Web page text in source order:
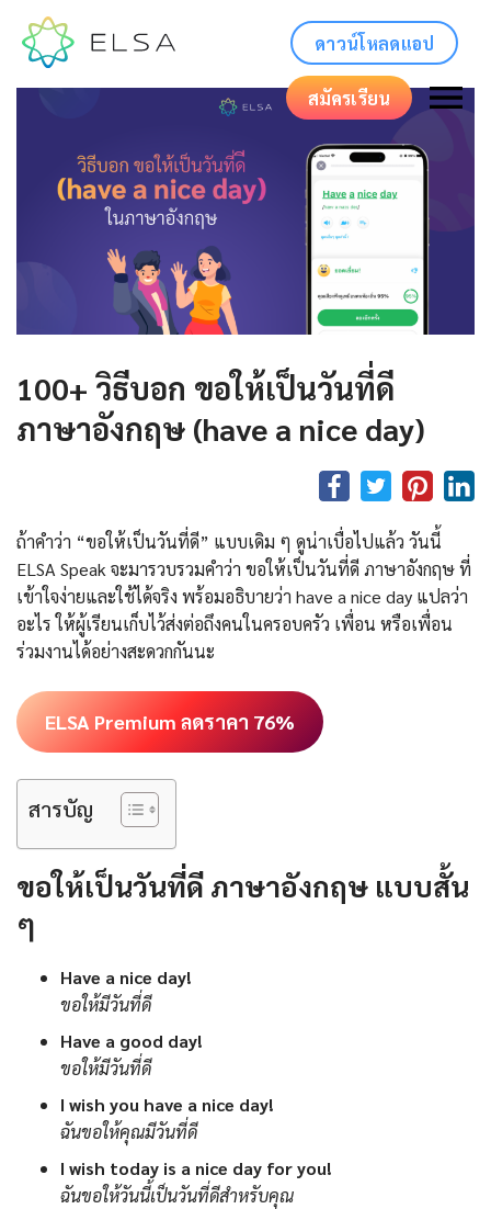
ดาวน์โหลดแอป
สมัครเรียน
100+ วิธีบอก ขอให้เป็นวันที่ดี
ภาษาอังกฤษ (have a nice day)
ถ้าคำว่า “ขอให้เป็นวันที่ดี” แบบเดิม ๆ ดูน่าเบื่อไปแล้ว วันนี้
ELSA Speak จะมารวบรวมคำว่า ขอให้เป็นวันที่ดี ภาษาอังกฤษ ที่
เข้าใจง่ายและใช้ได้จริง พร้อมอธิบายว่า have a nice day แปลว่า
อะไร ให้ผู้เรียนเก็บไว้ส่งต่อถึงคนในครอบครัว เพื่อน หรือเพื่อน
ร่วมงานได้อย่างสะดวกกันนะ
ELSA Premium ลดราคา 76%
สารบัญ
ขอให้เป็นวันที่ดี ภาษาอังกฤษ แบบสั้น
ๆ
Have a nice day!
ขอให้มีวันที่ดี
Have a good day!
ขอให้มีวันที่ดี
I wish you have a nice day!
ฉันขอให้คุณมีวันที่ดี
I wish today is a nice day for you!
ฉันขอให้วันนี้เป็นวันที่ดีสำหรับคุณ